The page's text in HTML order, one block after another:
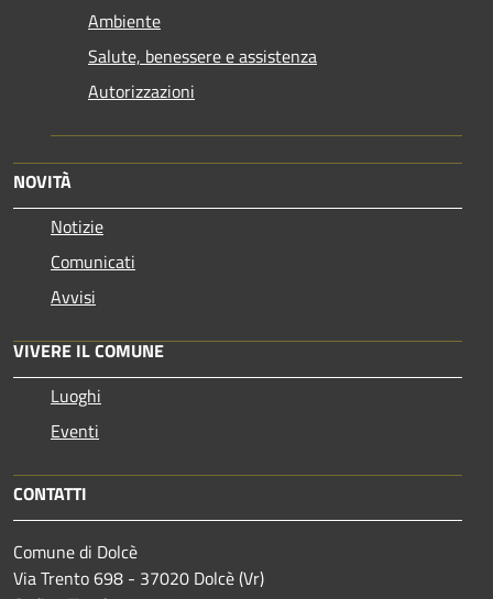
Ambiente
Salute, benessere e assistenza
Autorizzazioni
NOVITÀ
Notizie
Comunicati
Avvisi
VIVERE IL COMUNE
Luoghi
Eventi
CONTATTI
Comune di Dolcè
Via Trento 698 - 37020 Dolcè (Vr)